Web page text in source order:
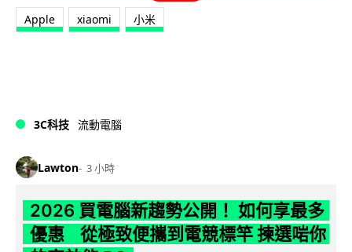
Apple xiaomi 小米
3C科技 流動電腦
Lawton 3 小時
2026 買電腦新趨勢公開！ 如何享最多
優惠 從極致便攜到電競標竿 揀選啱你